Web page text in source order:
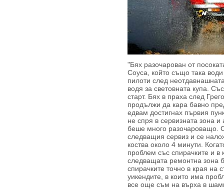
"Бях разочарован от
Соуса, който също така
пилоти след
водя за световната купа.
старт. Бях в праха след
продължи да кара бавно
едвам достигнах първия
не спря в сервизната зона
беше много разочароващо.
следващия сервиз и се
коства около 4 минути.
проблем със спирачките и в
следващата ремонтна зона
спирачките точно в края на
уикендите, в които има
все още съм на върха в